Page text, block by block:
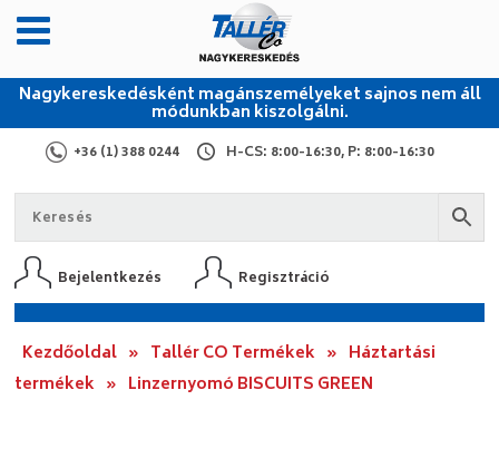
Nagykereskedésként magánszemélyeket sajnos nem áll
módunkban kiszolgálni.
+36 (1) 388 0244 H-CS: 8:00-16:30, P: 8:00-16:30
Bejelentkezés Regisztráció
Kezdőoldal » Tallér CO Termékek » Háztartási
termékek » Linzernyomó BISCUITS GREEN